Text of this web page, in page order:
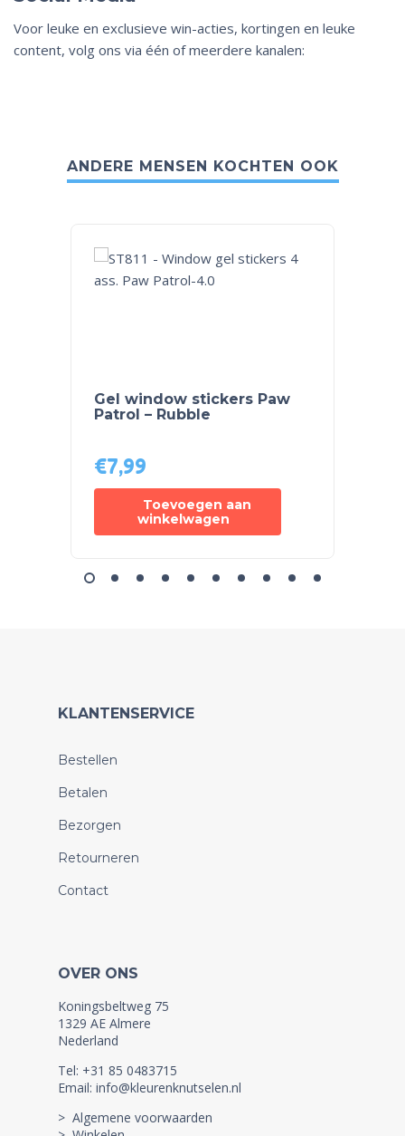
Voor leuke en exclusieve win-acties, kortingen en leuke
content, volg ons via één of meerdere kanalen:
ANDERE MENSEN KOCHTEN OOK
Gel window stickers Paw
Patrol – Rubble
€7,99
Toevoegen aan
winkelwagen
KLANTENSERVICE
Bestellen
Betalen
Bezorgen
Retourneren
Contact
OVER ONS
Koningsbeltweg 75
1329 AE Almere
Nederland
Tel: +31 85 0483715
Email: info@kleurenknutselen.nl
> Algemene voorwaarden